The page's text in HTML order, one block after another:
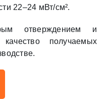
22–24 мВт/см².
отверждением и
получаемых